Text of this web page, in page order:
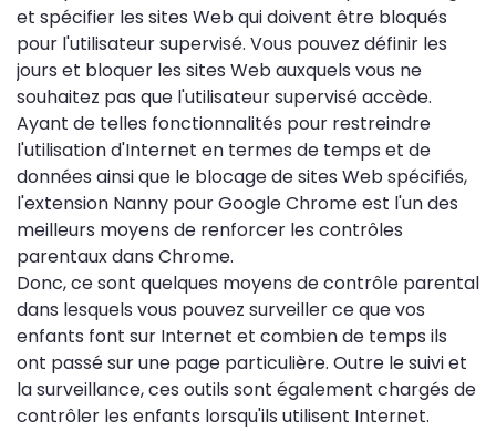
et spécifier les sites Web qui doivent être bloqués
pour l'utilisateur supervisé. Vous pouvez définir les
jours et bloquer les sites Web auxquels vous ne
souhaitez pas que l'utilisateur supervisé accède.
Ayant de telles fonctionnalités pour restreindre
l'utilisation d'Internet en termes de temps et de
données ainsi que le blocage de sites Web spécifiés,
l'extension Nanny pour Google Chrome est l'un des
meilleurs moyens de renforcer les contrôles
parentaux dans Chrome.
Donc, ce sont quelques moyens de contrôle parental
dans lesquels vous pouvez surveiller ce que vos
enfants font sur Internet et combien de temps ils
ont passé sur une page particulière. Outre le suivi et
la surveillance, ces outils sont également chargés de
contrôler les enfants lorsqu'ils utilisent Internet.